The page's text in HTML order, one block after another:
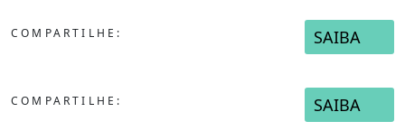
COMPARTILHE: SAIBA
COMPARTILHE: SAIBA